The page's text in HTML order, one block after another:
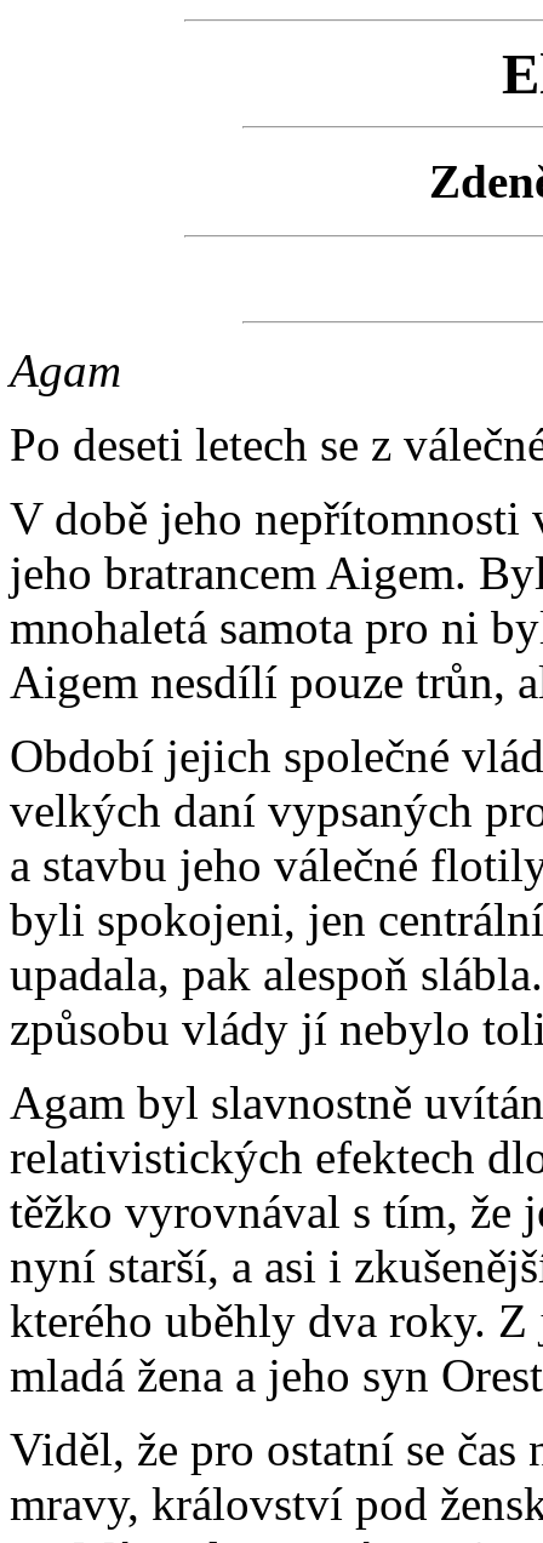
Agam
Po deseti letech se z
V době jeho
jeho bratrancem Aigem.
mnohaletá samota pro ni
Aigem nesdílí pouze trůn,
Období jejich společné
velkých daní vypsaných
a stavbu jeho válečné
byli spokojeni, jen
upadala, pak alespoň
způsobu vlády jí nebylo
Agam byl slavnostně
relativistických efektech
těžko vyrovnával s tím, že
nyní starší, a asi i
kterého uběhly dva roky.
mladá žena a jeho syn
Viděl, že pro ostatní se
mravy, království pod